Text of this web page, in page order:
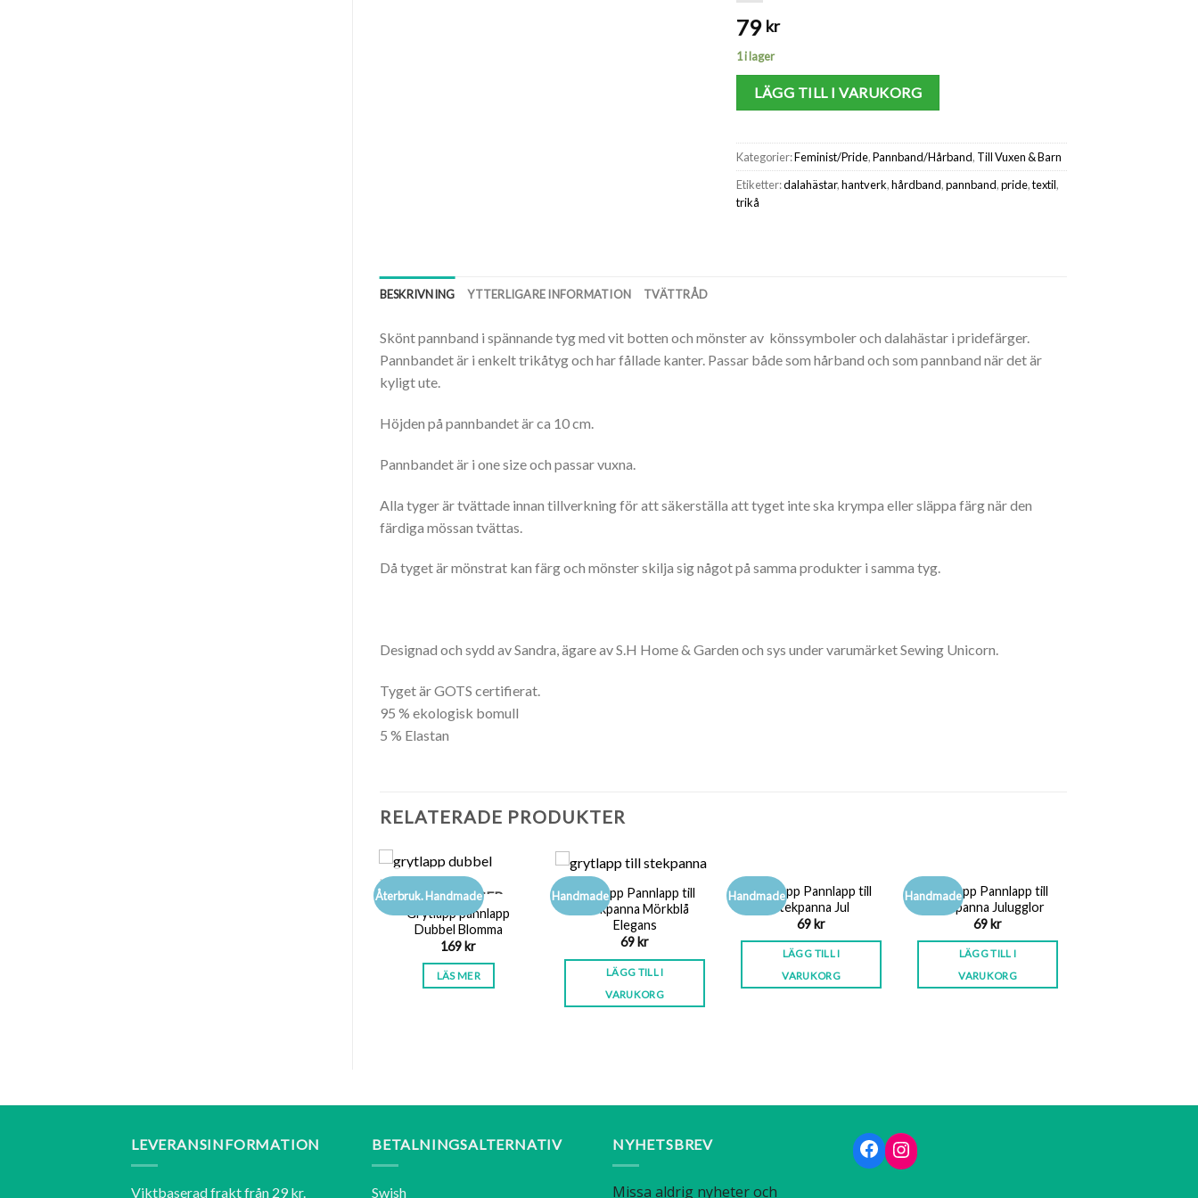
79 kr
1 i lager
LÄGG TILL I VARUKORG
Kategorier:Feminist/Pride,Pannband/Hårband, Till Vuxen & Barn
Etiketter:dalahästar,hantverk,hårdband,pannband,pride,textil,
trikå
BESKRIVNING YTTERLIGARE INFORMATION TVÄTTRÅD
Skönt pannband i spännande tyg med vit botten och mönster av könssymboler och dalahästar i pridefärger.
Pannbandet är i enkelt trikåtyg och har fållade kanter. Passar både som hårband och som pannband när det är
kyligt ute.
Höjden på pannbandet är ca 10 cm.
Pannbandet är i one size och passar vuxna.
Alla tyger är tvättade innan tillverkning för att säkerställa att tyget inte ska krympa eller släppa färg när den
färdiga mössan tvättas.
Då tyget är mönstrat kan färg och mönster skilja sig något på samma produkter i samma tyg.
Designad och sydd av Sandra, ägare av S.H Home & Garden och sys under varumärket Sewing Unicorn.
Tyget är GOTS certifierat.
95 % ekologisk bomull
5 % Elastan
RELATERADE PRODUKTER
Återbruk. Handmade
SLUT I LAGER
Grytlapp pannlapp
Dubbel Blomma
169kr
LÄS MER
Handmade
Grytlapp Pannlapp till
stekpanna Mörkblå
Elegans
69kr
LÄGG TILL I
VARUKORG
Handmade
Grytlapp Pannlapp till
stekpanna Jul
69kr
LÄGG TILL I
VARUKORG
Handmade
Grytlapp Pannlapp till
stekpanna Julugglor
69kr
LÄGG TILL I
VARUKORG
LEVERANSINFORMATION
Viktbaserad frakt från 29 kr.
BETALNINGSALTERNATIV
Swish
NYHETSBREV Facebook
Instagram